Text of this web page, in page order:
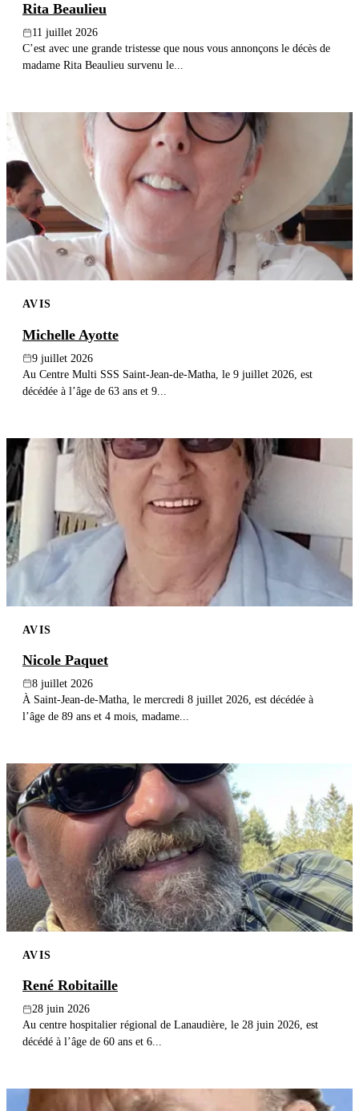
Rita Beaulieu
11 juillet 2026
C’est avec une grande tristesse que nous vous annonçons le décès de
madame Rita Beaulieu survenu le...
AVIS
Michelle Ayotte
9 juillet 2026
Au Centre Multi SSS Saint-Jean-de-Matha, le 9 juillet 2026, est
décédée à l’âge de 63 ans et 9...
AVIS
Nicole Paquet
8 juillet 2026
À Saint-Jean-de-Matha, le mercredi 8 juillet 2026, est décédée à
l’âge de 89 ans et 4 mois, madame...
AVIS
René Robitaille
28 juin 2026
Au centre hospitalier régional de Lanaudière, le 28 juin 2026, est
décédé à l’âge de 60 ans et 6...